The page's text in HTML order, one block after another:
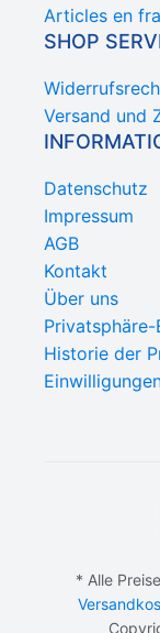
Articles en
SHOP
Versand und
Datenschutz
Impressum
AGB
Kontakt
Über uns
Historie der
* Alle